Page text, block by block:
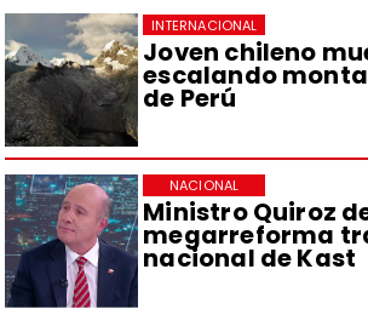
Joven chileno
escalando
de Perú
INTERNACIONAL
Ministro Quiroz
megarreforma
nacional de Kast
NACIONAL